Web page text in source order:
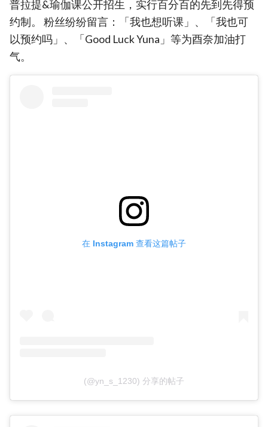
普拉提&瑜伽课公开招生，实行百分百的先到先得预
约制。 粉丝纷纷留言：「我也想听课」、「我也可
以预约吗」、「Good Luck Yuna」等为酉奈加油打
气。
在 Instagram 查看这篇帖子
(@yn_s_1230) 分享的帖子